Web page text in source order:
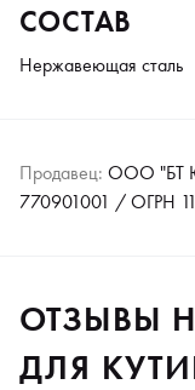
СОСТАВ
Нержавеющая сталь
Продавец: ООО "БТ
770901001 / ОГРН
ОТЗЫВЫ
ДЛЯ